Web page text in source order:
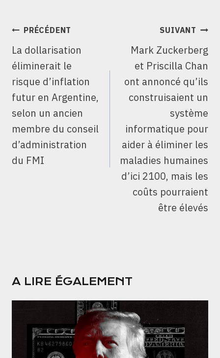
NAVIGATION
L’ARTICLE
PRÉCÉDENT
La dollarisation
éliminerait le
risque d’inflation
futur en Argentine,
selon un ancien
membre du conseil
d’administration
du FMI
SUIVANT
Mark Zuckerberg
et Priscilla Chan
ont annoncé qu’ils
construisaient un
système
informatique pour
aider à éliminer les
maladies humaines
d’ici 2100, mais les
coûts pourraient
être élevés
A LIRE ÉGALEMENT